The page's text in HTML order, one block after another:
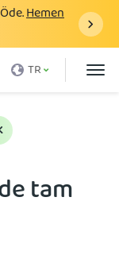
Hemen
TR
tam